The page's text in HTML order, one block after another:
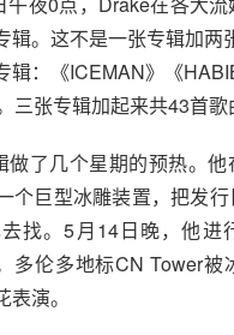
辑。这不是一张专辑加两
辑：《ICEMAN》《
三张专辑加起来共43首歌
做了几个星期的预热。他
个巨型冰雕装置，把发
找。5月14日晚，他进
多伦多地标CN Tower被
演。